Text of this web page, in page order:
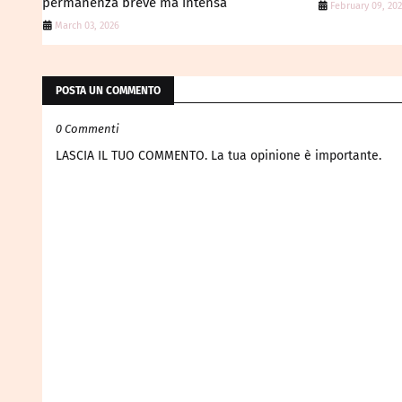
March 03, 2026
February 09,
POSTA UN COMMENTO
0 Commenti
LASCIA IL TUO COMMENTO. La tua opinione è importante.